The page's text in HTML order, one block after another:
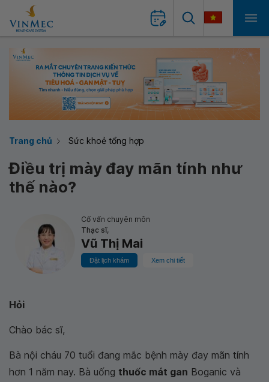
Trang chủ Sức khoẻ tổng hợp
Điều trị mày đay mãn tính như
thế nào?
Cố vấn chuyên môn
Thạc sĩ,
Vũ Thị Mai
Đặt lịch khám Xem chi tiết
Hỏi
Chào bác sĩ,
Bà nội cháu 70 tuổi đang mắc bệnh mày đay mãn tính
hơn 1 năm nay. Bà uống thuốc mát gan Boganic và